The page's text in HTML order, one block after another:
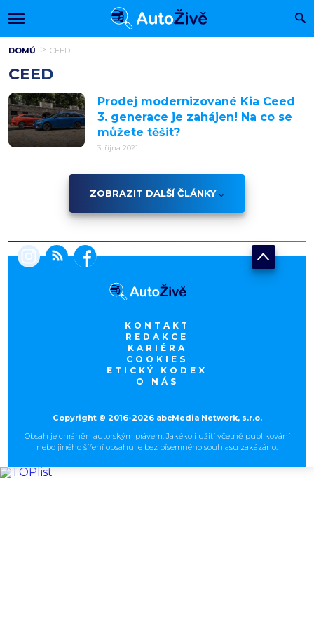
DOMŮ CEED
CEED
Prodej modernizované Kia Ceed
3. generace je zahájen! Na co se
můžete těšit?
3. října 2021
ZOBRAZIT DALŠÍ ČLÁNKY
KONTAKT
REDAKCE
KARIÉRA
COOKIES
ETICKÝ KODEX
O NÁS
Copyright © 2016-2026 abcMedia Network, s.r.o.
Obsah je chráněn autorským právem. Jakékoli užití včetně publikování
nebo jiného šíření obsahu je bez písemného souhlasu zakázáno.